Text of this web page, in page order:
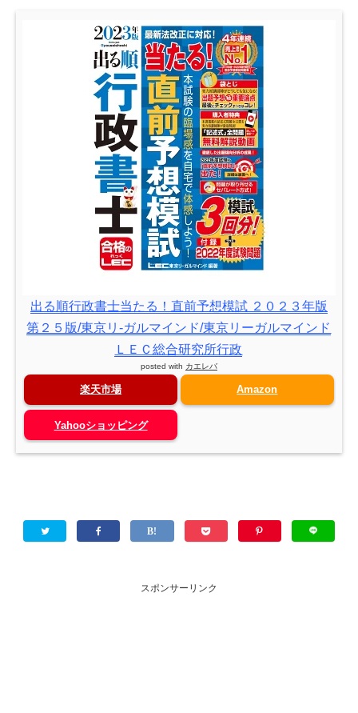
出る順行政書士当たる！直前予想模試 ２０２３年版
第２５版/東京リ-ガルマインド/東京リーガルマインド
ＬＥＣ総合研究所行政
posted with カエレバ
楽天市場 Amazon
Yahooショッピング
スポンサーリンク